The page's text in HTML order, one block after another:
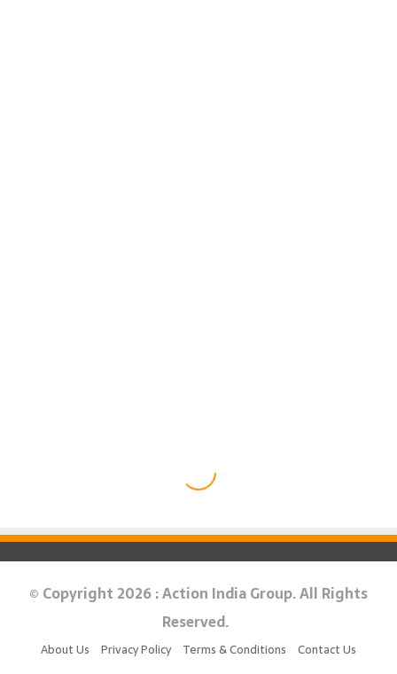
© Copyright 2026 : Action India Group. All Rights
Reserved.
About Us Privacy Policy Terms & Conditions Contact Us